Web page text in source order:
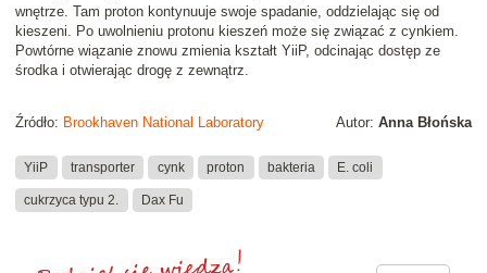
wnętrze. Tam proton kontynuuje swoje spadanie, oddzielając się od
kieszeni. Po uwolnieniu protonu kieszeń może się związać z cynkiem.
Powtórne wiązanie znowu zmienia kształt YiiP, odcinając dostęp ze
środka i otwierając drogę z zewnątrz.
Autor: Anna Błońska
Źródło: Brookhaven National Laboratory
YiiP transporter cynk proton bakteria E. coli
cukrzyca typu 2. Dax Fu